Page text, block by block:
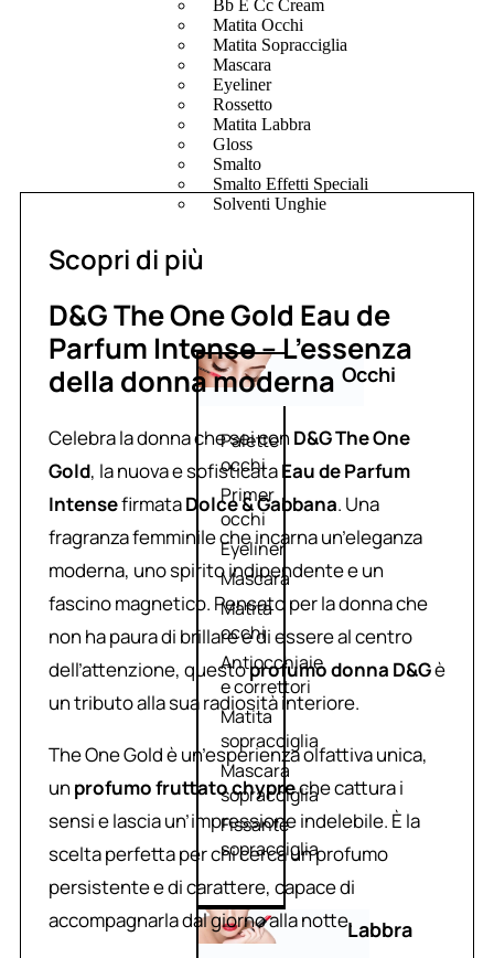
Bb E Cc Cream
Matita Occhi
Matita Sopracciglia
Mascara
Eyeliner
Rossetto
Matita Labbra
Gloss
Smalto
Smalto Effetti Speciali
Solventi Unghie
Occhi
Palette
occhi
Primer
occhi
Eyeliner
Mascara
Matita
occhi
Antiocchiaie
e correttori
Matita
sopracciglia
Mascara
sopracciglia
Fissante
sopracciglia
Labbra
Scopri di più
D&G The One Gold Eau de
Parfum Intense – L’essenza
della donna moderna
Celebra la donna che sei con D&G The One
Gold, la nuova e sofisticataEau de Parfum
IntensefirmataDolce & Gabbana. Una
fragranza femminile che incarna un’eleganza
moderna, uno spirito indipendente e un
fascino magnetico. Pensato per la donna che
non ha paura di brillare e di essere al centro
dell’attenzione, questoprofumo donna D&Gè
un tributo alla sua radiosità interiore.
The One Gold è un’esperienza olfattiva unica,
un profumo fruttato chypreche cattura i
sensi e lascia un’impressione indelebile. È la
scelta perfetta per chi cerca un profumo
persistente e di carattere, capace di
accompagnarla dal giorno alla notte.